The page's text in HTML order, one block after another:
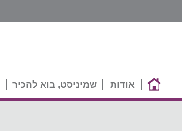
אודות שמיניסט, בוא להכיר